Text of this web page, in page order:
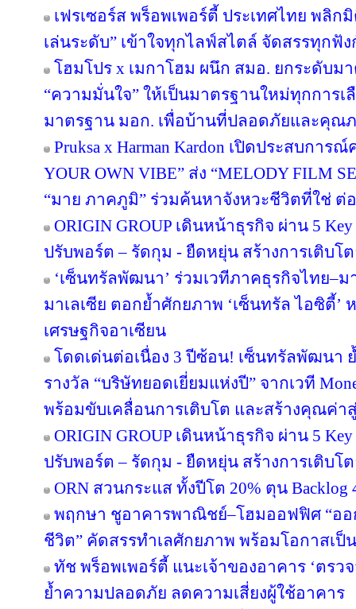
เฟรเซอร์ส พร็อพเพอร์ตี้ ประเทศไทย พลิ
เล่นระดับ” เข้าใจทุกไลฟ์สไตล์ จัดสรรทุกฟั
โฮมโปร x เมกาโฮม ผนึก สมอ. ยกระดับม
“ความมั่นใจ” ให้เป็นมาตรฐานใหม่ทุกการ
มาตรฐาน มอก. เพื่อบ้านที่ปลอดภัยและคุณ
Pruksa x Harman Kardon เปิดประสบกา
YOUR OWN VIBE” ส่ง “MELODY FILM
“มาย ภาคภูมิ” ร่วมค้นหาจังหวะชีวิตที่ใช่ ต่
ORIGIN GROUP เดินหน้าธุรกิจ ผ่าน 5
ปรับพอร์ต – รัดกุม - ยืดหยุ่น สร้างการเติบโ
‘เซ็นทรัลพัฒนา’ ร่วมเวทีภาคธุรกิจไทย–ม
มาเลเซีย ตอกย้ำศักยภาพ ‘เซ็นทรัล ไอซิตี้
เศรษฐกิจอาเซียน
โดดเด่นต่อเนื่อง 3 ปีซ้อน! เซ็นทรัลพัฒนา
รางวัล “บริษัทยอดเยี่ยมแห่งปี” จากเวที
พร้อมขับเคลื่อนการเติบโต และสร้างคุณค่า
ORIGIN GROUP เดินหน้าธุรกิจ ผ่าน 5
ปรับพอร์ต – รัดกุม - ยืดหยุ่น สร้างการเติบโ
ORN สวนกระแส ทั้งปีโต 20% ตุน
พฤกษา ชูอาคารพาณิชย์–โฮมออฟฟิศ “ออ
ชีวิต” คัดสรรทำเลศักยภาพ พร้อมโอกาสเป็
ทัช พร็อพเพอร์ตี้ แนะเจ้าของอาคาร ‘ตร
ย้ำความปลอดภัย ลดความเสี่ยงผู้ใช้อาคาร